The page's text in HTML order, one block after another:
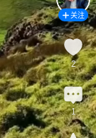
关注
2
1